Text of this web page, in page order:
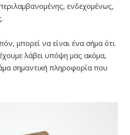
ενδεχομένως,
μπορεί να είναι ένα σήμα ότι
λάβει υπόψη μας ακόμα,
σημαντική πληροφορία που